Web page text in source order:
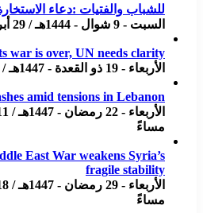
للشباب والفتيات :دعاء
السبت - 9 شوال - 1444هـ / 29 أبريل - 2023م / 8:02 مساءً
war is over, UN needs clarity
الأربعاء - 19 ذو القعدة - 1447هـ / 6 مايو - 2026م / 6:26 مساءً
amid tensions in Lebanon
مساءً
East War weakens Syria’s
fragile stability
مساءً